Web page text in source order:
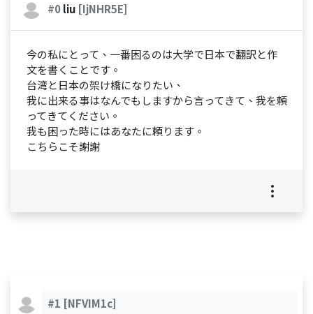
#0liu [IjNHR5E]
今の私にとって、一番困るのは大学で日本で翻訳と作
文を書くことです。
台湾と日本の架け橋になりたい、
我に出来る事はなんでもしますから言ってきて、我を頼
ってきてください。
我も困った時にはあなたに頼ります。
こちらこそ謝謝
#1 [NFVIM1c]